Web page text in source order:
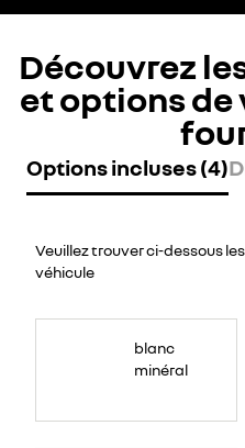
Découvrez
et options de
Options incluses (4)
Veuillez trouver ci-dessous
véhicule
blanc
minéral